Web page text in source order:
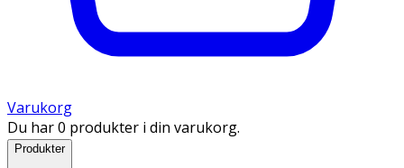
Varukorg
Du har 0 produkter i din varukorg.
Produkter